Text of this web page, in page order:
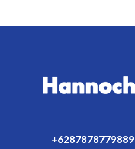
+6287878779889